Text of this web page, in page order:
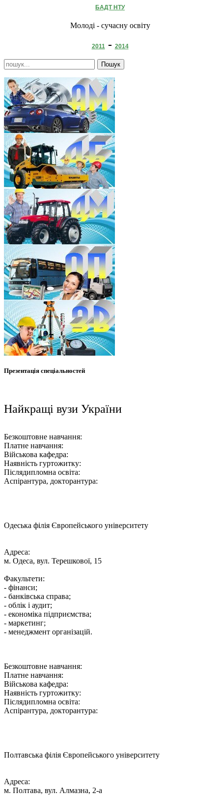
БАДТ НТУ
Молоді - сучасну освіту
2011- 2014
Презентація спеціальностей
Найкращі вузи України
Безкоштовне навчання:
Платне навчання:
Військова кафедра:
Наявність гуртожитку:
Післядипломна освіта:
Аспірантура, докторантура:
Одеська філія Європейського університету
Адреса:
м. Одеса, вул. Терешкової, 15
Факультети:
- фінанси;
- банківська справа;
- облік і аудит;
- економіка підприємства;
- маркетинг;
- менеджмент організацій.
Безкоштовне навчання:
Платне навчання:
Військова кафедра:
Наявність гуртожитку:
Післядипломна освіта:
Аспірантура, докторантура:
Полтавська філія Європейського університету
Адреса:
м. Полтава, вул. Алмазна, 2-а